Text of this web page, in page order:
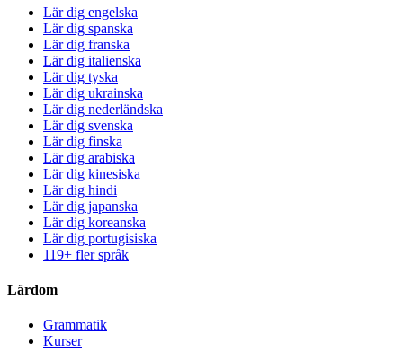
Lär dig engelska
Lär dig spanska
Lär dig franska
Lär dig italienska
Lär dig tyska
Lär dig ukrainska
Lär dig nederländska
Lär dig svenska
Lär dig finska
Lär dig arabiska
Lär dig kinesiska
Lär dig hindi
Lär dig japanska
Lär dig koreanska
Lär dig portugisiska
119+ fler språk
Lärdom
Grammatik
Kurser